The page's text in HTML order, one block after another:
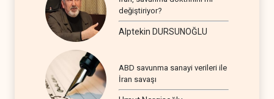
değiştiriyor?
Alptekin DURSUNOĞLU
ABD savunma sanayi verileri ile
İran savaşı